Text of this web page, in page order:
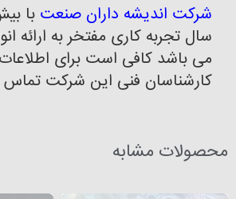
شرکت اندیشه داران صنعت با
سال تجربه کاری مفتخر به ارائه
می باشد کافی است برای اطلاعات
کارشناسان فنی این شرکت تماس
محصولات مشابه